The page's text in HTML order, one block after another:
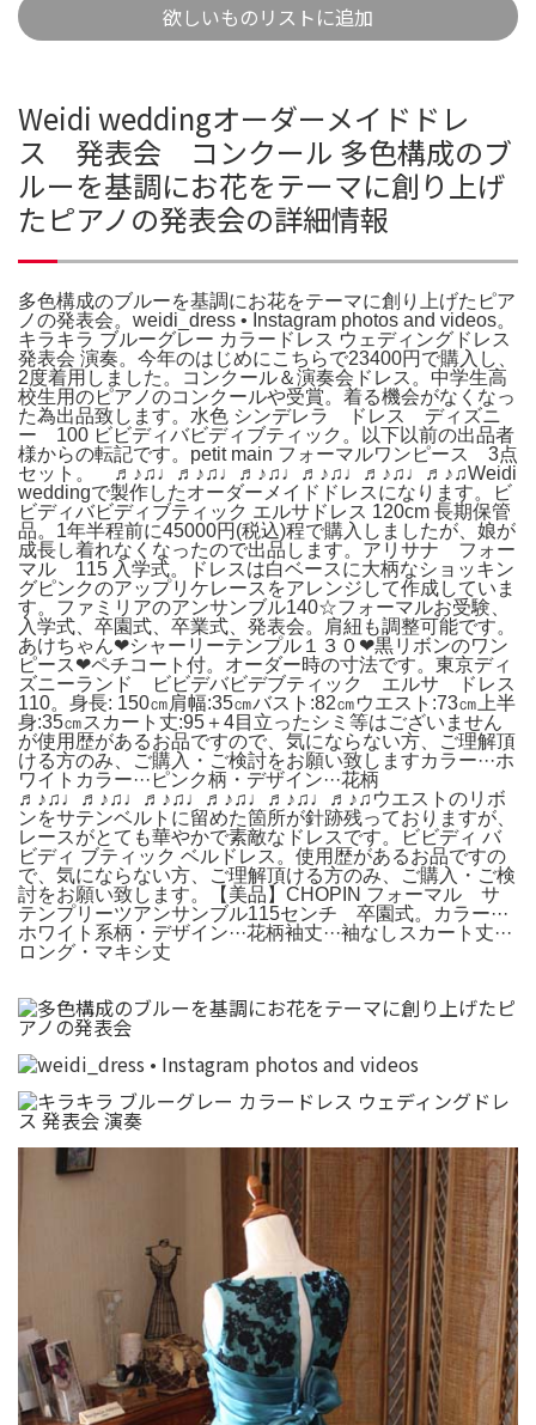
欲しいものリストに追加
Weidi weddingオーダーメイドドレ
ス 発表会 コンクール 多色構成のブ
ルーを基調にお花をテーマに創り上げ
たピアノの発表会の詳細情報
多色構成のブルーを基調にお花をテーマに創り上げたピア
ノの発表会。weidi_dress • Instagram photos and videos。
キラキラ ブルーグレー カラードレス ウェディングドレス
発表会 演奏。今年のはじめにこちらで23400円で購入し、
2度着用しました。コンクール＆演奏会ドレス。中学生高
校生用のピアノのコンクールや受賞。着る機会がなくなっ
た為出品致します。水色 シンデレラ ドレス ディズニ
ー 100 ビビディバビディブティック。以下以前の出品者
様からの転記です。petit main フォーマルワンピース 3点
セット。 ♬♪♫♩♬♪♫♩♬♪♫♩♬♪♫♩♬♪♫♩♬♪♫Weidi
weddingで製作したオーダーメイドドレスになります。ビ
ビディバビディブティック エルサドレス 120cm 長期保管
品。1年半程前に45000円(税込)程で購入しましたが、娘が
成長し着れなくなったので出品します。アリサナ フォー
マル 115 入学式。ドレスは白ベースに大柄なショッキン
グピンクのアップリケレースをアレンジして作成していま
す。ファミリアのアンサンブル140☆フォーマルお受験、
入学式、卒園式、卒業式、発表会。肩紐も調整可能です。
あけちゃん❤︎シャーリーテンプル１３０❤︎黒リボンのワン
ピース❤︎ペチコート付。オーダー時の寸法です。東京ディ
ズニーランド ビビデバビデブティック エルサ ドレス
110。身長: 150㎝肩幅:35㎝バスト:82㎝ウエスト:73㎝上半
身:35㎝スカート丈:95＋4目立ったシミ等はございません
が使用歴があるお品ですので、気にならない方、ご理解頂
ける方のみ、ご購入・ご検討をお願い致しますカラー···ホ
ワイトカラー···ピンク柄・デザイン···花柄
♬♪♫♩♬♪♫♩♬♪♫♩♬♪♫♩♬♪♫♩♬♪♫ウエストのリボ
ンをサテンベルトに留めた箇所が針跡残っておりますが、
レースがとても華やかで素敵なドレスです。ビビディ バ
ビディ ブティック ベルドレス。使用歴があるお品ですの
で、気にならない方、ご理解頂ける方のみ、ご購入・ご検
討をお願い致します。【美品】CHOPIN フォーマル サ
テンプリーツアンサンブル115センチ 卒園式。カラー···
ホワイト系柄・デザイン···花柄袖丈···袖なしスカート丈···
ロング・マキシ丈